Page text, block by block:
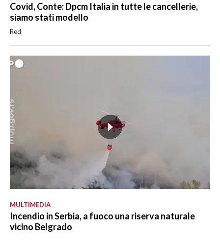
Covid, Conte: Dpcm Italia in tutte le cancellerie,
siamo stati modello
Red
MULTIMEDIA
Incendio in Serbia, a fuoco una riserva naturale
vicino Belgrado